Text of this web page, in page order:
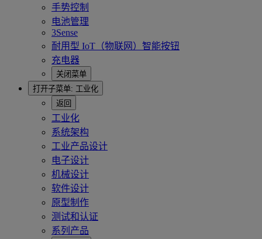
手势控制
电池管理
3Sense
耐用型 IoT（物联网）智能按钮
充电器
关闭菜单
打开子菜单: 工业化
返回
工业化
系统架构
工业产品设计
电子设计
机械设计
软件设计
原型制作
测试和认证
系列产品